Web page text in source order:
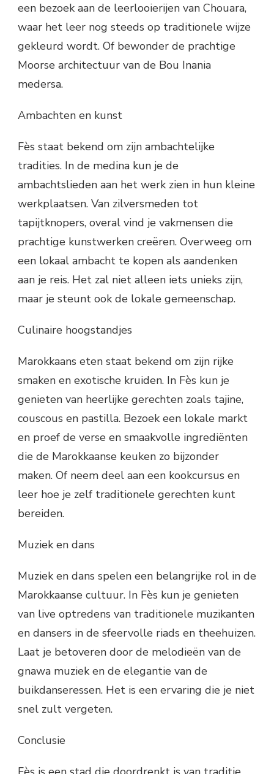
een bezoek aan de leerlooierijen van Chouara,
waar het leer nog steeds op traditionele wijze
gekleurd wordt. Of bewonder de prachtige
Moorse architectuur van de Bou Inania
medersa.
Ambachten en kunst
Fès staat bekend om zijn ambachtelijke
tradities. In de medina kun je de
ambachtslieden aan het werk zien in hun kleine
werkplaatsen. Van zilversmeden tot
tapijtknopers, overal vind je vakmensen die
prachtige kunstwerken creëren. Overweeg om
een ​​lokaal ambacht te kopen als aandenken
aan je reis. Het zal niet alleen iets unieks zijn,
maar je steunt ook de lokale gemeenschap.
Culinaire hoogstandjes
Marokkaans eten staat bekend om zijn rijke
smaken en exotische kruiden. In Fès kun je
genieten van heerlijke gerechten zoals tajine,
couscous en pastilla. Bezoek een lokale markt
en proef de verse en smaakvolle ingrediënten
die de Marokkaanse keuken zo bijzonder
maken. Of neem deel aan een kookcursus en
leer hoe je zelf traditionele gerechten kunt
bereiden.
Muziek en dans
Muziek en dans spelen een belangrijke rol in de
Marokkaanse cultuur. In Fès kun je genieten
van live optredens van traditionele muzikanten
en dansers in de sfeervolle riads en theehuizen.
Laat je betoveren door de melodieën van de
gnawa muziek en de elegantie van de
buikdanseressen. Het is een ervaring die je niet
snel zult vergeten.
Conclusie